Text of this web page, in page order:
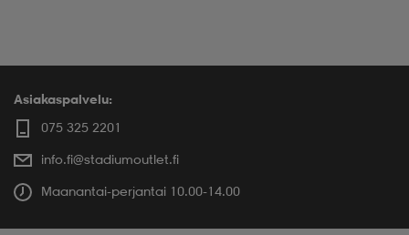
Asiakaspalvelu:
075 325 2201
info.fi@stadiumoutlet.fi
Maanantai-perjantai 10.00-14.00